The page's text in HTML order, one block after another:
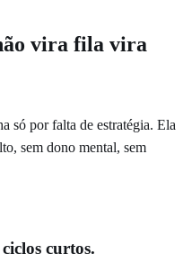
vira fila vira
só por falta de estratégia. Ela
sem dono mental, sem
curtos.